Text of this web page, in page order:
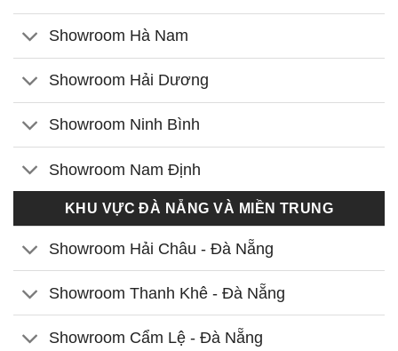
Showroom Hà Nam
Showroom Hải Dương
Showroom Ninh Bình
Showroom Nam Định
KHU VỰC ĐÀ NẴNG VÀ MIỀN TRUNG
Showroom Hải Châu - Đà Nẵng
Showroom Thanh Khê - Đà Nẵng
Showroom Cẩm Lệ - Đà Nẵng